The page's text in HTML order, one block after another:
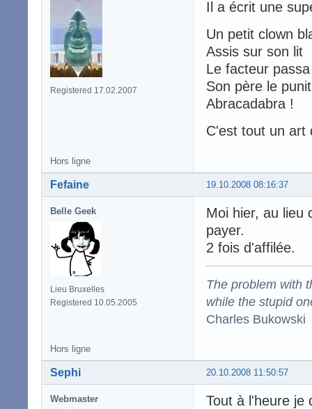
Registered 17.02.2007
Il a écrit une
Un petit clown
Assis sur son lit
Le facteur passa
Son père le punit
Abracadabra !
C'est tout un art
Hors ligne
19.10.2008 08:16:37
Fefaine
Belle Geek
Lieu Bruxelles
Registered 10.05.2005
Moi hier, au lieu
payer.
2 fois d'affilée.
The problem with
while the stupid
Charles Bukowski
Hors ligne
20.10.2008 11:50:57
Sephi
Webmaster
Tout à l'heure je